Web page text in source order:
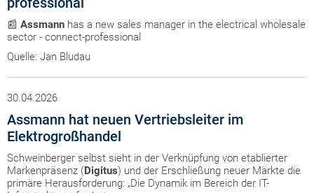
📰 Assmann has a new sales manager in the electrical wholesale
sector - connect-professional
Quelle: Jan Bludau
30.04.2026
Assmann hat neuen Vertriebsleiter im
Elektrogroßhandel
Schweinberger selbst sieht in der Verknüpfung von etablierter
Markenpräsenz (Digitus) und der Erschließung neuer Märkte die
primäre Herausforderung: „Die Dynamik im Bereich der IT-